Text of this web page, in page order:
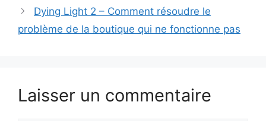
Dying Light 2 – Comment résoudre le
problème de la boutique qui ne fonctionne pas
Laisser un commentaire